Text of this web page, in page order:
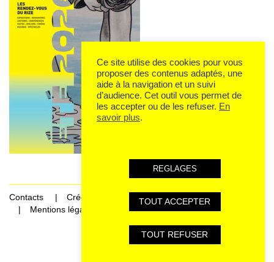
Contacts
Crédits
Mentions légales et données personnelles
Ce site utilise des cookies pour vous
proposer des contenus adaptés, une
aide à la navigation et un suivi
d’audience. Cet outil vous permet de
les accepter ou de les refuser. En
savoir plus.
REGLAGES
TOUT ACCEPTER
TOUT REFUSER